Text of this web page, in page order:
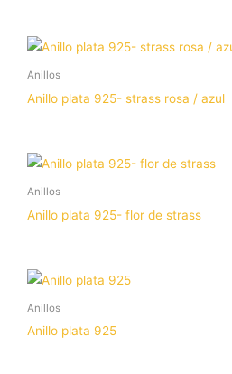
Anillos
Anillo plata 925- strass rosa / azul
Anillos
Anillo plata 925- flor de strass
Anillos
Anillo plata 925